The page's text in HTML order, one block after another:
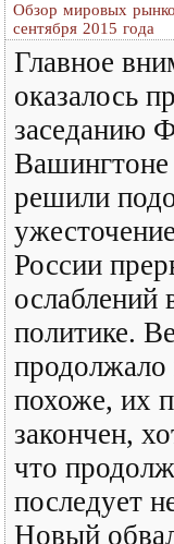
Обзор мировых
сентября 2015 года
Главное
оказалось
Вашингтоне
решили
России
ослаблений
политике.
продолжало
похоже, их
закончен,
что
последует
Новый